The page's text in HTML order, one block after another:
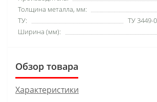
Толщина металла, мм:
ТУ:
ТУ 3449-
Ширина (мм):
Обзор товара
Характеристики